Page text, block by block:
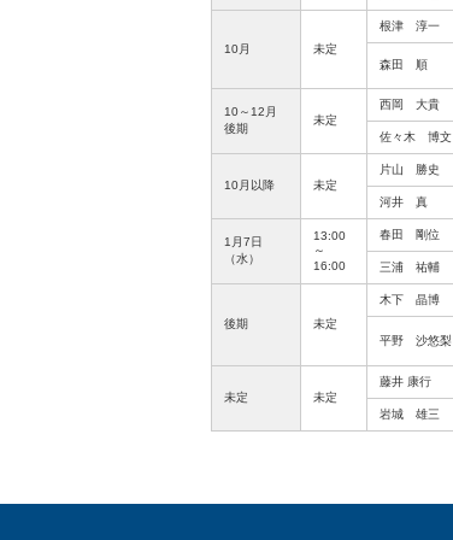
10月 未定
根津 淳一
森田 順
10～12月
後期
未定
西岡 大貴
佐々木 博文
10月以降 未定
片山 勝史
河井 真
1月7日
（水）
13:00
～
16:00
春田 剛位
三浦 祐輔
後期 未定
木下 晶博
平野 沙悠梨
未定 未定
藤井 康行
岩城 雄三